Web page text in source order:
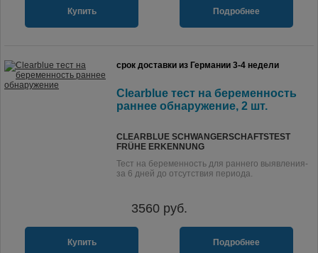
Купить Подробнее
срок доставки из Германии 3-4 недели
Clearblue тест на беременность
раннее обнаружение, 2 шт.
CLEARBLUE SCHWANGERSCHAFTSTEST
FRÜHE ERKENNUNG
Тест на беременность для раннего выявления-
за 6 дней до отсутствия периода.
3560руб.
Купить Подробнее